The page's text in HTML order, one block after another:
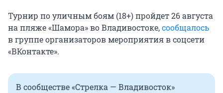
Турнир по уличным боям (18+) пройдет 26 августа
на пляже «Шамора» во Владивостоке,сообщалось
в группе организаторов мероприятия в соцсети
«ВКонтакте».
В сообществе «Стрелка — Владивосток»